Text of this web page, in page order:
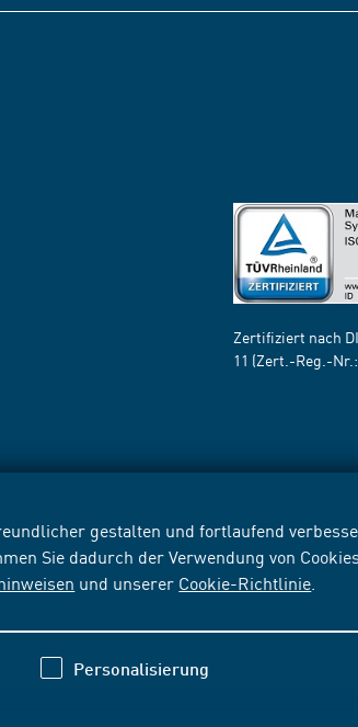
gestalten und fortlaufend
Sie dadurch der Verwendung von
und unserer Cookie-Richtlinie
Personalisierung
Zertifiziert nach
11 (Zert.-Reg.-Nr.: